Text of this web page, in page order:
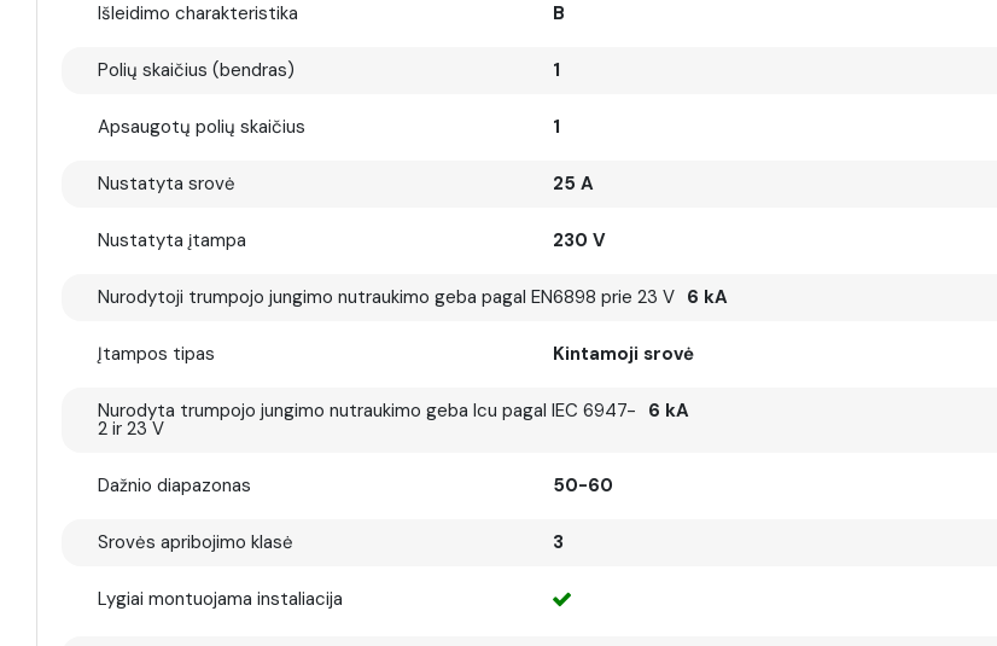
Išleidimo charakteristika B
Polių skaičius (bendras) 1
Apsaugotų polių skaičius 1
Nustatyta srovė 25 A
Nustatyta įtampa 230 V
Nurodytoji trumpojo jungimo nutraukimo geba pagal EN6898 prie 23 V 6 kA
Įtampos tipas Kintamoji srovė
Nurodyta trumpojo jungimo nutraukimo geba Icu pagal IEC 6947-
2 ir 23 V
6 kA
Dažnio diapazonas 50-60
Srovės apribojimo klasė 3
Lygiai montuojama instaliacija